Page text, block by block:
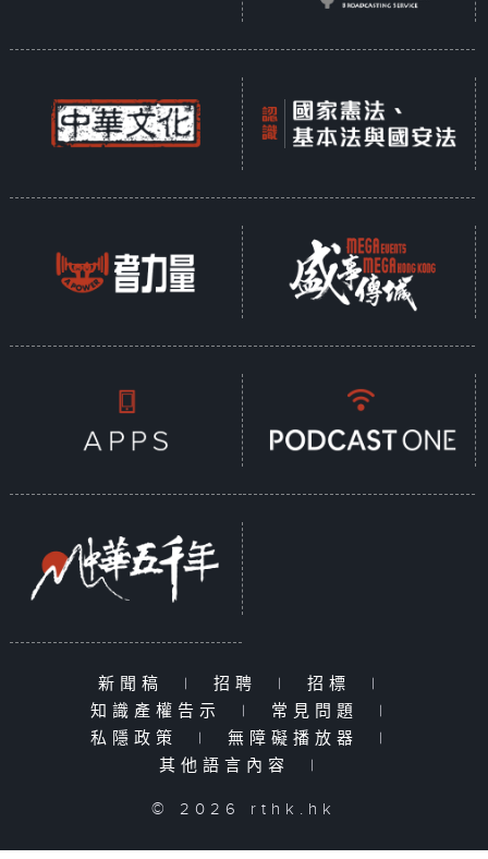
新聞稿 | 招聘 | 招標
|
知識產權告示
| 常見問題
|
私隱政策
| 無障礙播放器
|
其他語言內容
|
© 2026 rthk.hk